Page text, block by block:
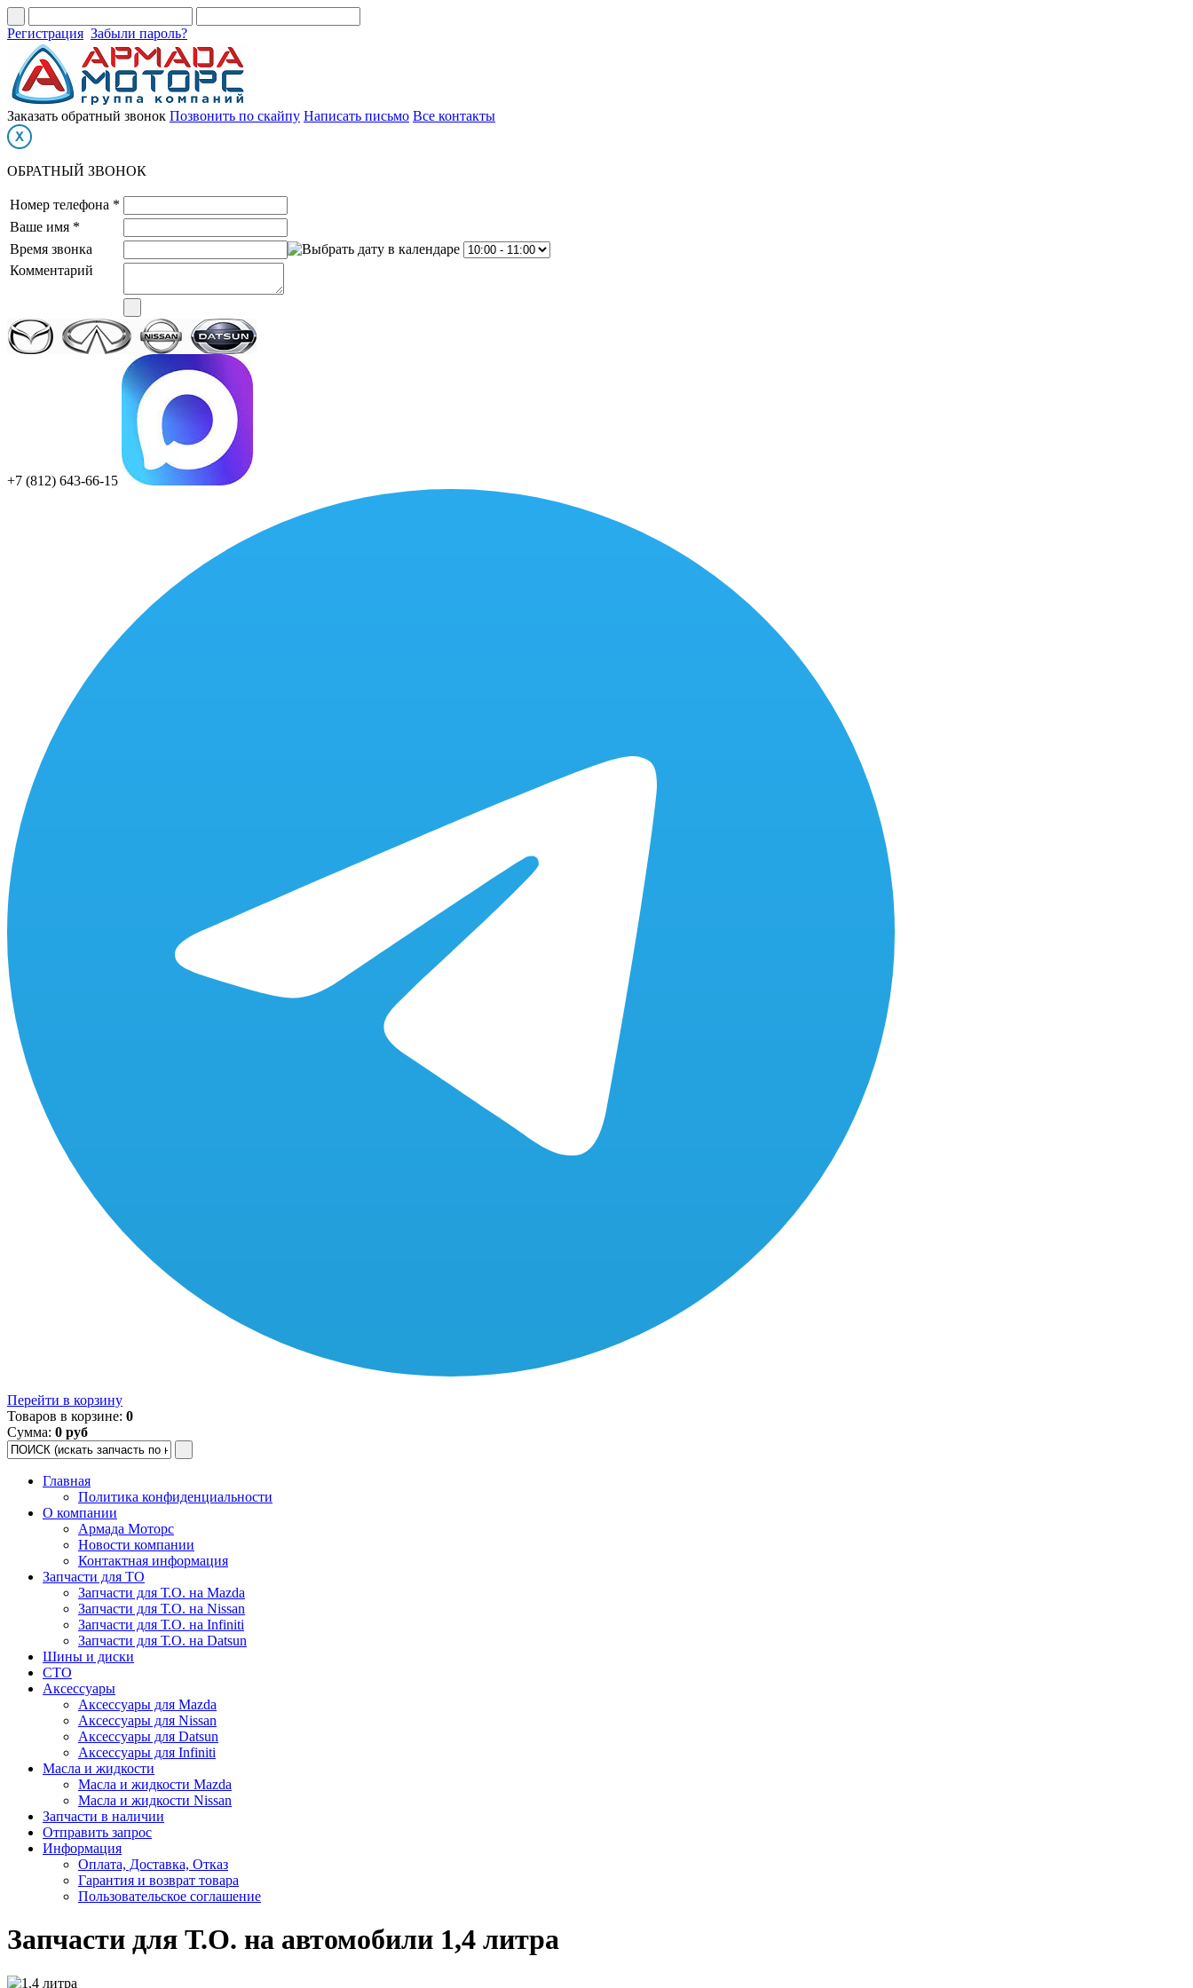
Регистрация Забыли пароль?
Заказать обратный звонок Позвонить по скайпу Написать письмо Все контакты
ОБРАТНЫЙ ЗВОНОК
Номер телефона *
Ваше имя *
Время звонка
Комментарий
+7 (812) 643-66-15
Перейти в корзину
Товаров в корзине: 0
Сумма: 0 руб
Главная
Политика конфиденциальности
О компании
Армада Моторс
Новости компании
Контактная информация
Запчасти для ТО
Запчасти для Т.О. на Mazda
Запчасти для Т.О. на Nissan
Запчасти для Т.О. на Infiniti
Запчасти для Т.О. на Datsun
Шины и диски
СТО
Аксессуары
Аксессуары для Mazda
Аксессуары для Nissan
Аксессуары для Datsun
Аксессуары для Infiniti
Масла и жидкости
Масла и жидкости Mazda
Масла и жидкости Nissan
Запчасти в наличии
Отправить запрос
Информация
Оплата, Доставка, Отказ
Гарантия и возврат товара
Пользовательское соглашение
Запчасти для Т.О. на автомобили 1,4 литра